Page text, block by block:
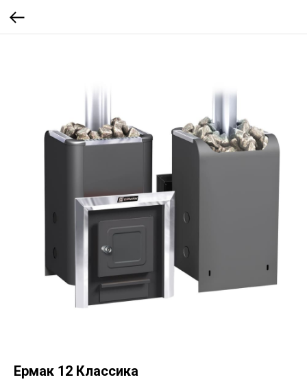
Ермак 12 Классика